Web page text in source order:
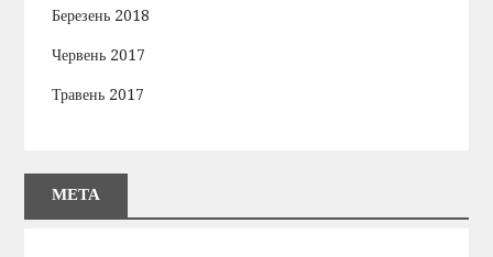
Березень 2018
Червень 2017
Травень 2017
МЕТА